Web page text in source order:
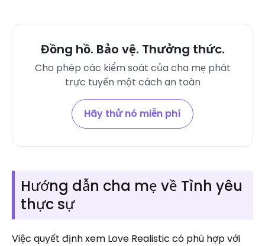
Đồng hồ. Bảo vệ. Thưởng thức.
Cho phép các kiểm soát của cha mẹ phát
trực tuyến một cách an toàn
Hãy thử nó miễn phí
Hướng dẫn cha mẹ về Tình yêu
thực sự
Việc quyết định xem Love Realistic có phù hợp với